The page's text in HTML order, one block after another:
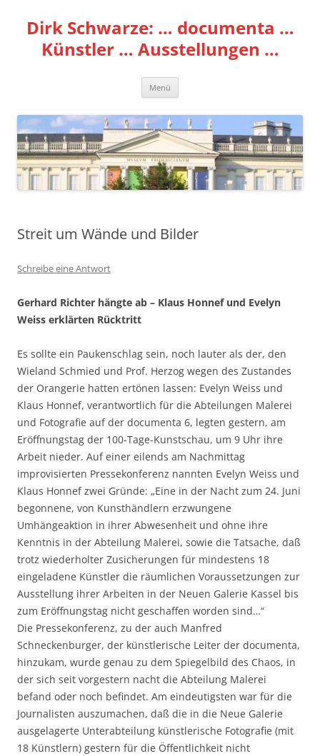
springen
Dirk Schwarze: … documenta …
Künstler … Ausstellungen …
Menü
Streit um Wände und Bilder
Schreibe eine Antwort
Gerhard Richter hängte ab – Klaus Honnef und Evelyn
Weiss erklärten Rücktritt
Es sollte ein Paukenschlag sein, noch lauter als der, den
Wieland Schmied und Prof. Herzog wegen des Zustandes
der Orangerie hatten ertönen lassen: Evelyn Weiss und
Klaus Honnef, verantwortlich für die Abteilungen Malerei
und Fotografie auf der documenta 6, legten gestern, am
Eröffnungstag der 100-Tage-Kunstschau, um 9 Uhr ihre
Arbeit nieder. Auf einer eilends am Nachmittag
improvisierten Pressekonferenz nannten Evelyn Weiss und
Klaus Honnef zwei Gründe: „Eine in der Nacht zum 24. Juni
begonnene, von Kunsthändlern erzwungene
Umhängeaktion in ihrer Abwesenheit und ohne ihre
Kenntnis in der Abteilung Malerei, sowie die Tatsache, daß
trotz wiederholter Zusicherungen für mindestens 18
eingeladene Künstler die räumlichen Voraussetzungen zur
Ausstellung ihrer Arbeiten in der Neuen Galerie Kassel bis
zum Eröffnungstag nicht geschaffen worden sind…“
Die Pressekonferenz, zu der auch Manfred
Schneckenburger, der künstlerische Leiter der documenta,
hinzukam, wurde genau zu dem Spiegelbild des Chaos, in
der sich seit vorgestern nacht die Abteilung Malerei
befand oder noch befindet. Am eindeutigsten war für die
Journalisten auszumachen, daß die in die Neue Galerie
ausgelagerte Unterabteilung künstlerische Fotografie (mit
18 Künstlern) gestern für die Öffentlichkeit nicht